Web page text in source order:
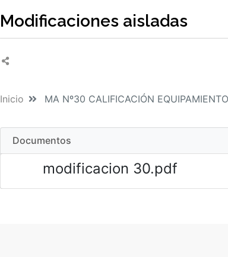
Modificaciones aisladas
Inicio MA Nº30 CALIFICACIÓN
Documentos
modificacion 30.pdf